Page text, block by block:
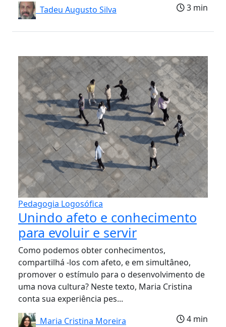
Tadeu Augusto Silva 3 min
Pedagogia Logosófica
Unindo afeto e conhecimento
para evoluir e servir
Como podemos obter conhecimentos,
compartilhá -los com afeto, e em simultâneo,
promover o estímulo para o desenvolvimento de
uma nova cultura? Neste texto, Maria Cristina
conta sua experiência pes...
Maria Cristina Moreira
4 min